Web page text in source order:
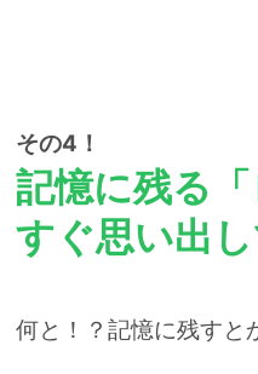
その4！
記憶に残る
すぐ思い出し
何と！？記憶に残すと